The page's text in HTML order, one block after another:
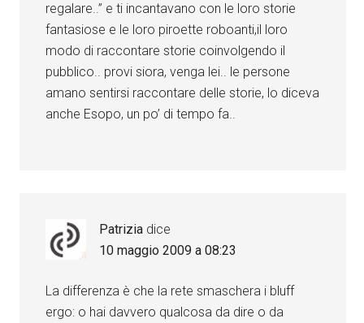
regalare..” e ti incantavano con le loro storie
fantasiose e le loro piroette roboanti,il loro
modo di raccontare storie coinvolgendo il
pubblico.. provi siora, venga lei.. le persone
amano sentirsi raccontare delle storie, lo diceva
anche Esopo, un po’ di tempo fa..
Patrizia dice
10 maggio 2009 a 08:23
La differenza è che la rete smaschera i bluff
ergo: o hai davvero qualcosa da dire o da